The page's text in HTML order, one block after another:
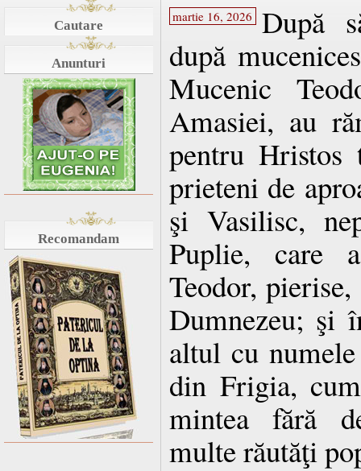
Cautare
Anunturi
Recomandam
martie 16, 2026
După
după
Mucenic
Amasiei, au
pentru Hristos
prieteni de
şi Vasilisc,
Puplie, care
Teodor,
Dumnezeu; şi
altul cu
din Frigia,
mintea fără
multe răutăţi